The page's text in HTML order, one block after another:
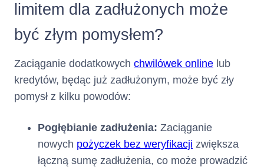
Całkowita
kwota kredytu
Maksymalna kwota/suma (jeżeli
kwoty) wszystkich środków
pieniężnych, które zostaną
Panu/Pani udostępnione
zł
limitem dla zadłużonych może
być złym pomysłem?
Zaciąganie dodatkowych chwilówek online lub
kredytów, będąc już zadłużonym, może być zły
pomysł z kilku powodów:
Pogłębianie zadłużenia: Zaciąganie
nowych pożyczek bez weryfikacji zwiększa
łączną sumę zadłużenia, co może prowadzić